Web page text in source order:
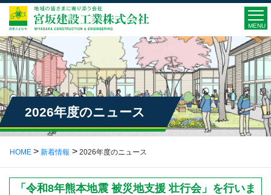
MENU
2026年度のニュース
HOME 新着情報 2026年度のニュース
「令和8年熊本地震 被災地支援 壮行会」を行いま